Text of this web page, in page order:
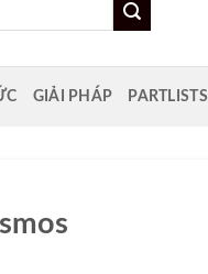
GIẢI PHÁP PARTLISTS